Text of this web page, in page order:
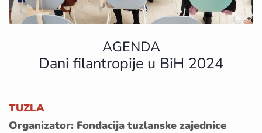
AGENDA
Dani filantropije u BiH 2024
TUZLA
Organizator: Fondacija tuzlanske zajednice